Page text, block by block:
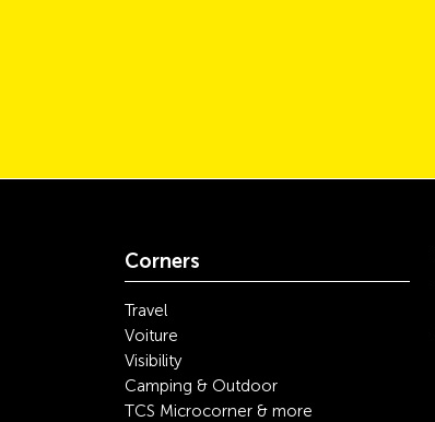
Corners
Travel
Voiture
Visibility
Camping & Outdoor
TCS Microcorner & more